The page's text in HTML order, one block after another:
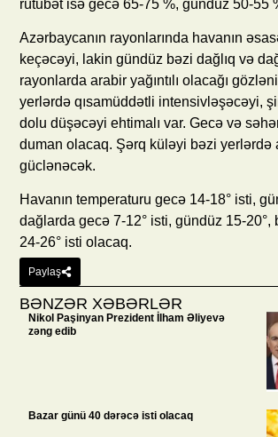
rütubət isə gecə 65-75 %, gündüz 50-55
Azərbaycanın rayonlarında havanın
keçəcəyi, lakin gündüz bəzi dağlıq və
rayonlarda arabir yağıntılı olacağı
yerlərdə qısamüddətli intensivləşəcəyi,
dolu düşəcəyi ehtimalı var. Gecə və
duman olacaq. Şərq küləyi bəzi yerlərdə
güclənəcək.
Havanın temperaturu gecə 14-18° isti,
dağlarda gecə 7-12° isti, gündüz 15-20°,
24-26° isti olacaq.
Paylaş
BƏNZƏR XƏBƏRLƏR
Nikol Paşinyan Prezident İlham Əliyevə
zəng edib
Bazar günü 40 dərəcə isti olacaq